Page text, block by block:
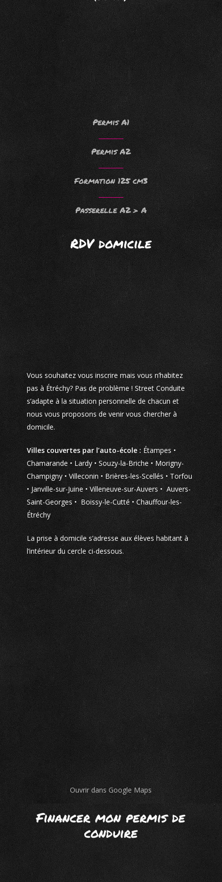
Permis A1
Permis A2
Formation 125 cm3
Passerelle A2 > A
RDV domicile
Vous souhaitez vous inscrire mais vous n’habitez
pas à Étréchy? Pas de problème ! Street Conduite
s’adapte à la situation personnelle de chacun et
nous vous proposons de venir vous chercher à
domicile.
Villes couvertes par l’auto-école :Étampes •
Chamarande • Lardy • Souzy-la-Briche • Morigny-
Champigny • Villeconin • Brières-les-Scellés • Torfou
• Janville-sur-Juine • Villeneuve-sur-Auvers • Auvers-
Saint-Georges • Boissy-le-Cutté • Chauffour-les-
Étréchy
La prise à domicile s’adresse aux élèves habitant à
l’intérieur du cercle ci-dessous.
Ouvrir dans Google Maps
Financer mon permis de
conduire